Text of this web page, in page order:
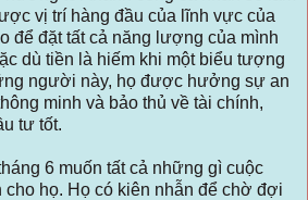
vị trí hàng đầu của lĩnh vực của
để đặt tất cả năng lượng của mình
dù tiền là hiếm khi một biểu tượng
người này, họ được hưởng sự an
minh và bảo thủ về tài chính,
tư tốt.
6 muốn tất cả những gì cuộc
cho họ. Họ có kiên nhẫn để chờ đợi